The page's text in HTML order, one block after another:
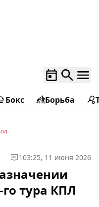
Бокс Борьба
103:25, 11 июня 2026
тура КПЛ